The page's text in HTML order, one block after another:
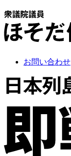
お問い合わせ